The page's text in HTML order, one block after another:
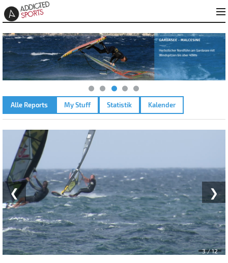
Alle Reports My Stuff Statistik Kalender
MURTA MARIA – 21.06.2023
❯
❮
3/ 12